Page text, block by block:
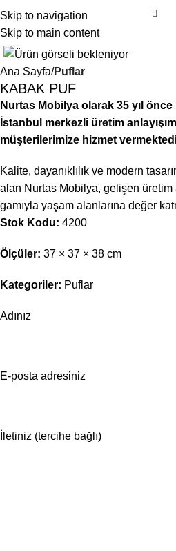
Skip to navigation
Skip to main content
Ana Sayfa Puflar
KABAK PUF
Nurtas Mobilya olarak 35 yıl
İstanbul merkezli üretim
müşterilerimize hizmet
Kalite, dayanıklılık ve modern
alan Nurtas Mobilya, gelişen üretim
gamıyla yaşam alanlarına değer
Stok Kodu: 4200
Ölçüler: 37 × 37 × 38 cm
Kategoriler: Puflar
Adınız
E-posta adresiniz
İletiniz (tercihe bağlı)